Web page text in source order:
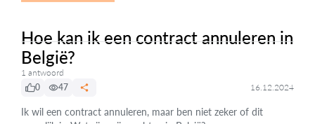
Hoe kan ik een contract annuleren in
België?
1 antwoord
0
47 16.12.2024
Ik wil een contract annuleren, maar ben niet zeker of dit